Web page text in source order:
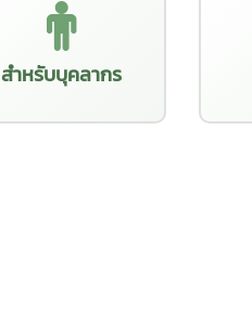
สำหรับบุคลากร